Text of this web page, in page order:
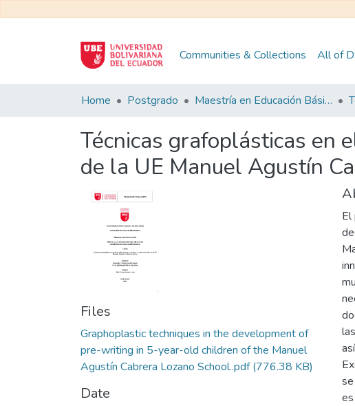
Communities & Collections All of
Home Postgrado Maestría en Educación Básica
Técnicas grafoplásticas en
de la UE Manuel Agustín
Files
Graphoplastic techniques in the development of
pre-writing in 5-year-old children of the Manuel
Agustín Cabrera Lozano School..pdf(776.38 KB)
Date
El